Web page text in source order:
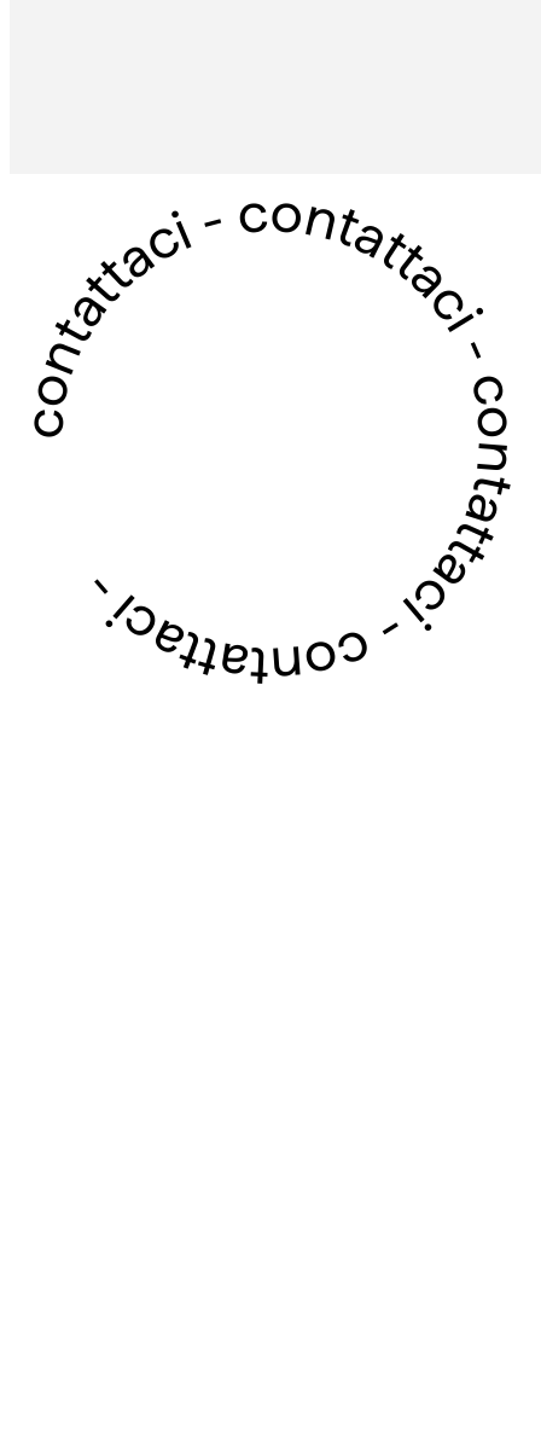
contattaci - contattaci - contattaci - contattaci -